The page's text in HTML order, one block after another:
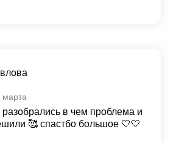
марта
в чем проблема и
🥰 спастбо большое 🤍🤍